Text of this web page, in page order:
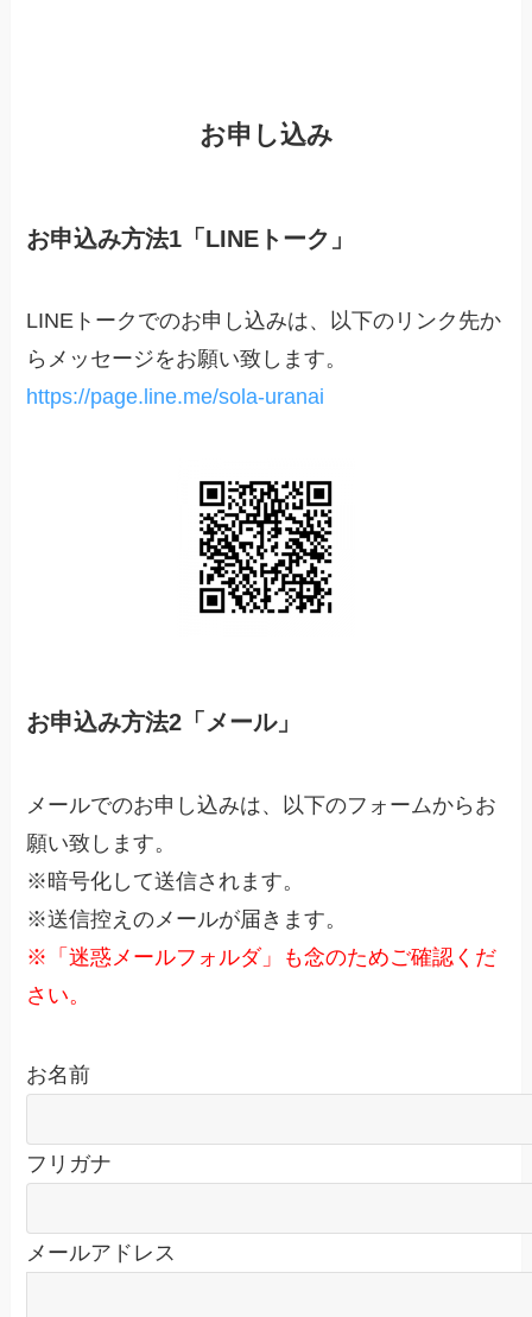
お申し込み
お申込み方法1「LINEトーク」
LINEトークでのお申し込みは、以下のリンク先か
らメッセージをお願い致します。
https://page.line.me/sola-uranai
お申込み方法2「メール」
メールでのお申し込みは、以下のフォームからお
願い致します。
※暗号化して送信されます。
※送信控えのメールが届きます。
※「迷惑メールフォルダ」も念のためご確認くだ
さい。
お名前
フリガナ
メールアドレス